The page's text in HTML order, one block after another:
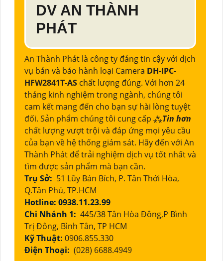
DV AN THÀNH
PHÁT
An Thành Phát là công ty đáng tin cậy với dịch
vụ bán và bảo hành loại Camera DH-IPC-
HFW2841T-AS chất lượng đúng. Với hơn 24
tháng kinh nghiệm trong ngành, chúng tôi
cam kết mang đến cho bạn sự hài lòng tuyệt
đối. Sản phẩm chúng tôi cung cấp ⁂Tin hơn
chất lượng vượt trội và đáp ứng mọi yêu cầu
của bạn về hệ thống giám sát. Hãy đến với An
Thành Phát để trải nghiệm dịch vụ tốt nhất và
tìm được sản phẩm mà bạn cần.
Trụ Sở: 51 Lũy Bán Bích, P. Tân Thới Hòa,
Q.Tân Phú, TP.HCM
Hotline: 0938.11.23.99
Chi Nhánh 1: 445/38 Tân Hòa Đông,P Bình
Trị Đông, Bình Tân, TP HCM
Kỹ Thuật: 0906.855.330
Điện Thoại: (028) 6688.4949